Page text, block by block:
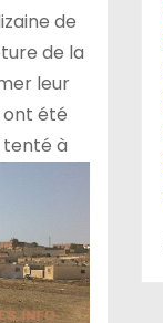
de
de la
leur
ont été
tenté à